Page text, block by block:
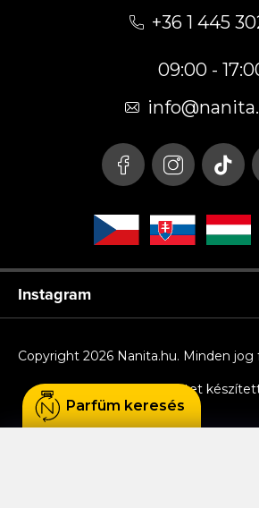
+36 1 445
09:00 -
info@
Instagram
Shoptet
Copyright 2026 Nanita.hu. Minden jog
Parfüm keresés